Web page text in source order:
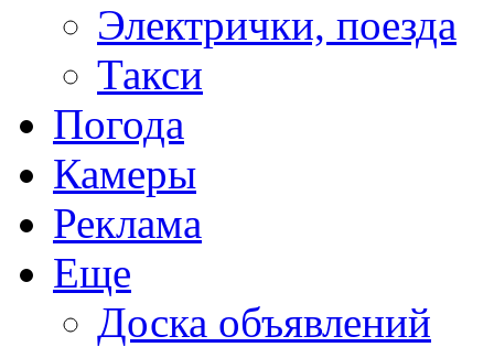
Электрички, поезда
Такси
Погода
Камеры
Реклама
Еще
Доска объявлений